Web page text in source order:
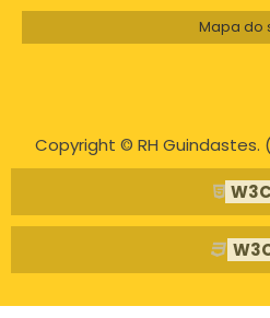
Mapa do
Copyright © RH Guindastes.
W3C